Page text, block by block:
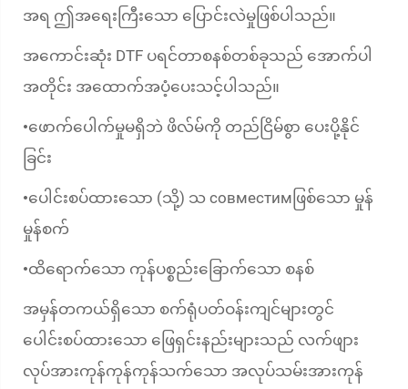
အရ ဤအရေးကြီးသော ပြောင်းလဲမှုဖြစ်ပါသည်။
အကောင်းဆုံး DTF ပရင်တာစနစ်တစ်ခုသည် အောက်ပါ
အတိုင်း အထောက်အပံ့ပေးသင့်ပါသည်။
•ဖောက်ပေါက်မှုမရှိဘဲ ဖိလ်မ်ကို တည်ငြိမ်စွာ ပေးပို့နိုင်
ခြင်း
•ပေါင်းစပ်ထားသော (သို့) သ совместимဖြစ်သော မှုန်
မှုန်စက်
•ထိရောက်သော ကုန်ပစ္စည်းခြောက်သော စနစ်
အမှန်တကယ်ရှိသော စက်ရုံပတ်ဝန်းကျင်များတွင်
ပေါင်းစပ်ထားသော ဖြေရှင်းနည်းများသည် လက်ဖျား
လုပ်အားကုန်ကုန်ကုန်သက်သော အလုပ်သမ်းအားကုန်